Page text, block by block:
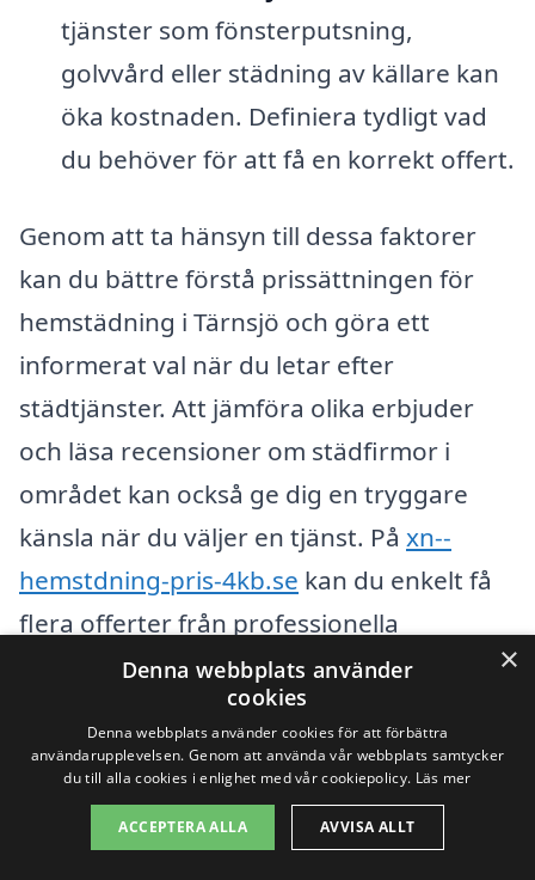
tjänster som fönsterputsning,
golvvård eller städning av källare kan
öka kostnaden. Definiera tydligt vad
du behöver för att få en korrekt offert.
Genom att ta hänsyn till dessa faktorer
kan du bättre förstå prissättningen för
hemstädning i Tärnsjö och göra ett
informerat val när du letar efter
städtjänster. Att jämföra olika erbjuder
och läsa recensioner om städfirmor i
området kan också ge dig en tryggare
känsla när du väljer en tjänst. På xn--
hemstdning-pris-4kb.se kan du enkelt få
flera offerter från professionella
städföretag som är verksamma i Tärnsjö,
vilket gör ditt val enklare och mer
effektivt. Genom att använda den här
plattformen får du en bättre överblick
över vad som erbjuds och kan välja det
×
Denna webbplats använder
cookies
Denna webbplats använder cookies för att förbättra
användarupplevelsen. Genom att använda vår webbplats samtycker
du till alla cookies i enlighet med vår cookiepolicy. Läs mer
ACCEPTERA ALLA AVVISA ALLT